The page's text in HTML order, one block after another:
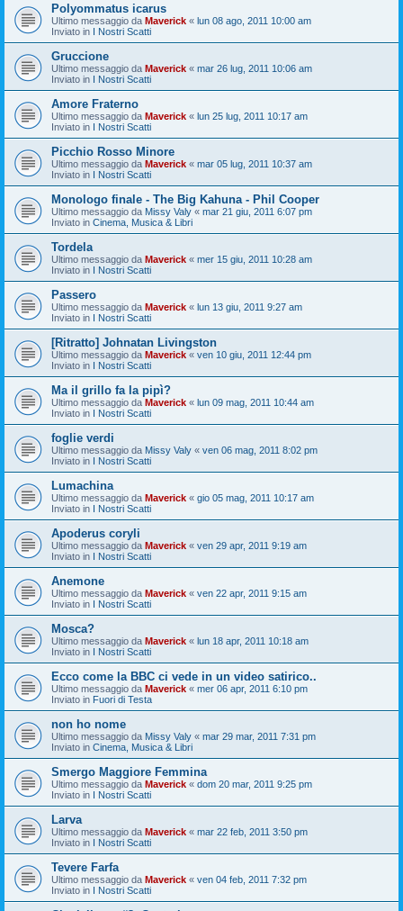
Polyommatus icarus
Ultimo messaggio da Maverick « lun 08 ago, 2011 10:00 am
Inviato in I Nostri Scatti
Gruccione
Ultimo messaggio da Maverick « mar 26 lug, 2011 10:06 am
Inviato in I Nostri Scatti
Amore Fraterno
Ultimo messaggio da Maverick « lun 25 lug, 2011 10:17 am
Inviato in I Nostri Scatti
Picchio Rosso Minore
Ultimo messaggio da Maverick « mar 05 lug, 2011 10:37 am
Inviato in I Nostri Scatti
Monologo finale - The Big Kahuna - Phil Cooper
Ultimo messaggio da Missy Valy « mar 21 giu, 2011 6:07 pm
Inviato in Cinema, Musica & Libri
Tordela
Ultimo messaggio da Maverick « mer 15 giu, 2011 10:28 am
Inviato in I Nostri Scatti
Passero
Ultimo messaggio da Maverick « lun 13 giu, 2011 9:27 am
Inviato in I Nostri Scatti
[Ritratto] Johnatan Livingston
Ultimo messaggio da Maverick « ven 10 giu, 2011 12:44 pm
Inviato in I Nostri Scatti
Ma il grillo fa la pipì?
Ultimo messaggio da Maverick « lun 09 mag, 2011 10:44 am
Inviato in I Nostri Scatti
foglie verdi
Ultimo messaggio da Missy Valy « ven 06 mag, 2011 8:02 pm
Inviato in I Nostri Scatti
Lumachina
Ultimo messaggio da Maverick « gio 05 mag, 2011 10:17 am
Inviato in I Nostri Scatti
Apoderus coryli
Ultimo messaggio da Maverick « ven 29 apr, 2011 9:19 am
Inviato in I Nostri Scatti
Anemone
Ultimo messaggio da Maverick « ven 22 apr, 2011 9:15 am
Inviato in I Nostri Scatti
Mosca?
Ultimo messaggio da Maverick « lun 18 apr, 2011 10:18 am
Inviato in I Nostri Scatti
Ecco come la BBC ci vede in un video satirico..
Ultimo messaggio da Maverick « mer 06 apr, 2011 6:10 pm
Inviato in Fuori di Testa
non ho nome
Ultimo messaggio da Missy Valy « mar 29 mar, 2011 7:31 pm
Inviato in Cinema, Musica & Libri
Smergo Maggiore Femmina
Ultimo messaggio da Maverick « dom 20 mar, 2011 9:25 pm
Inviato in I Nostri Scatti
Larva
Ultimo messaggio da Maverick « mar 22 feb, 2011 3:50 pm
Inviato in I Nostri Scatti
Tevere Farfa
Ultimo messaggio da Maverick « ven 04 feb, 2011 7:32 pm
Inviato in I Nostri Scatti